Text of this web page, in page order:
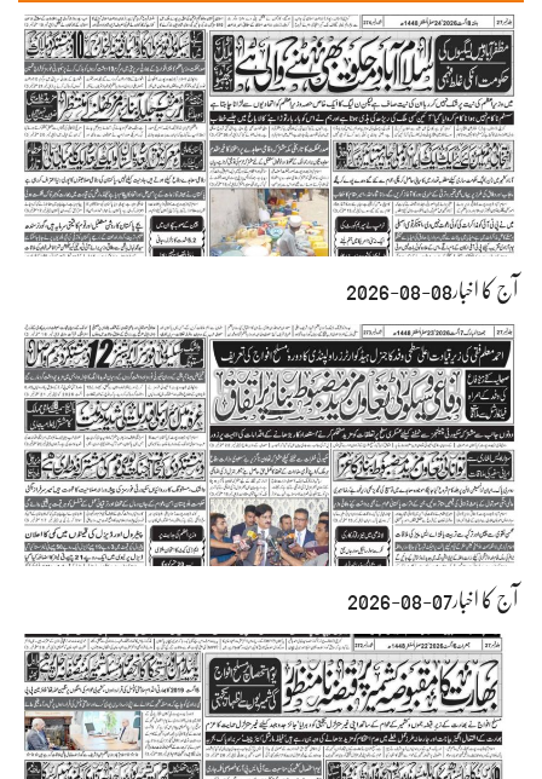
آج کا اخبار08-08-2026
آج کا اخبار07-08-2026